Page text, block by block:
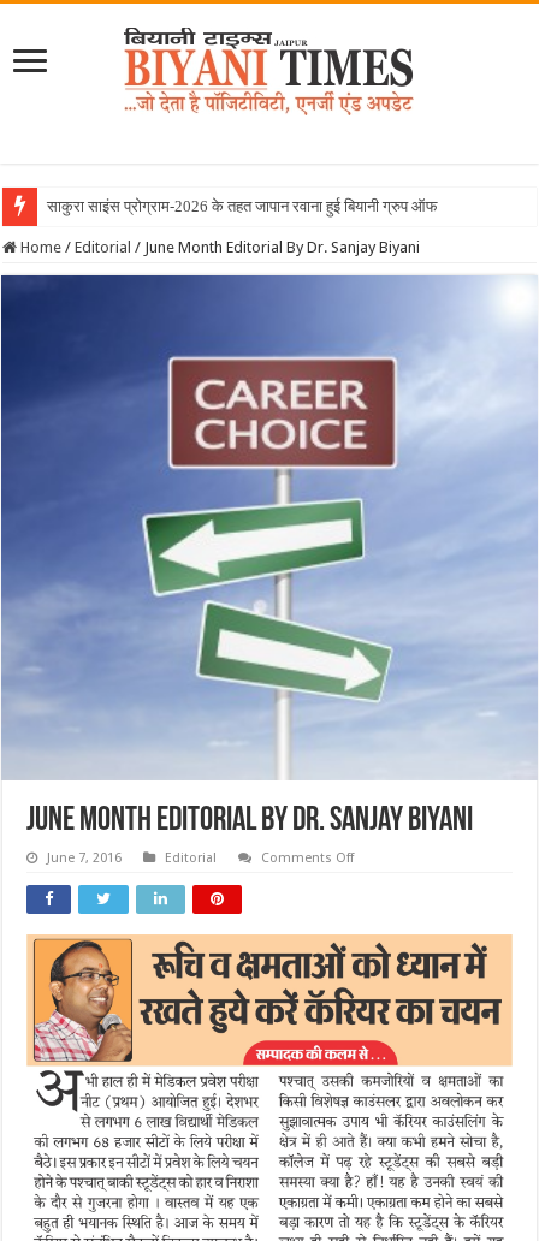
साकुरा साइंस प्रोग्राम-2026 के तहत जापान रवाना हुई बियानी ग्रुप ऑफ कॉलेजेज की छात्
Home / Editorial / June Month Editorial By Dr. Sanjay Biyani
June Month Editorial By Dr. Sanjay Biyani
June 7, 2016 Editorial Comments Offon
Dr.
Sanjay
Biyani